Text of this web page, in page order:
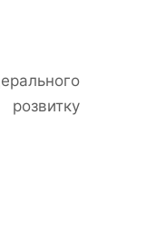
розвитку